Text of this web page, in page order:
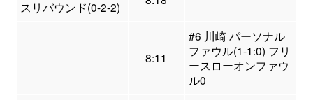
スリバウンド(0-2-2)
8:11
#6 川崎 パーソナル
ファウル(1-1:0) フリ
ースローオンファウ
ル0